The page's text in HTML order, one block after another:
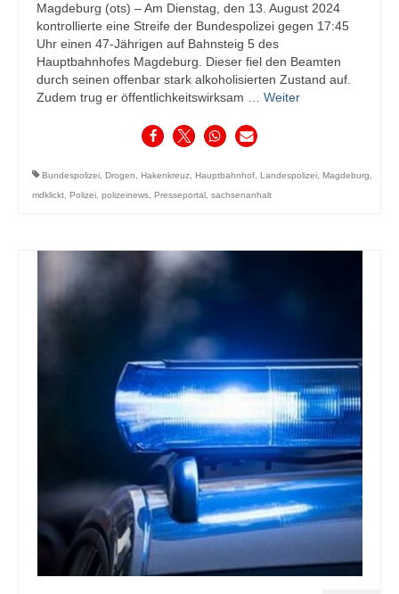
Magdeburg (ots) – Am Dienstag, den 13. August 2024
kontrollierte eine Streife der Bundespolizei gegen 17:45
Uhr einen 47-Jährigen auf Bahnsteig 5 des
Hauptbahnhofes Magdeburg. Dieser fiel den Beamten
durch seinen offenbar stark alkoholisierten Zustand auf.
Zudem trug er öffentlichkeitswirksam … Weiter
Bundespolizei, Drogen, Hakenkreuz, Hauptbahnhof, Landespolizei, Magdeburg,
mdklickt, Polizei, polizeinews, Presseportal , sachsenanhalt